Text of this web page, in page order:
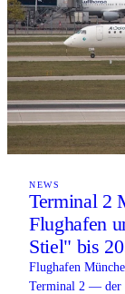
NEWS
Terminal 2
Flughafen
Stiel" bis
Flughafen
Terminal 2 — der